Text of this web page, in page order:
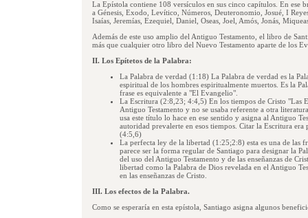
La Epístola contiene 108 versículos en sus cinco capítulos. En ese
a Génesis, Exodo, Levítico, Números, Deuteronomio, Josué, I
Isaías, Jeremías, Ezequiel, Daniel, Oseas, Joel, Amós, Jonás,
Además de este uso amplio del Antiguo Testamento, el libro de
más que cualquier otro libro del Nuevo Testamento aparte de los
II. Los Epítetos de la Palabra:
La Palabra de verdad (1:18) La Palabra de verdad es la
espiritual de los hombres espiritualmente muertos. Es la
frase es equivalente a "El Evangelio".
La Escritura (2:8,23; 4:4,5) En los tiempos de Cristo "Las
Antiguo Testamento y no se usaba referente a otra
usa este título lo hace en ese sentido y asigna al Antiguo
autoridad prevalerte en esos tiempos. Citar la Escritura
(4:5,6)
La perfecta ley de la libertad (1:25;2:8) esta es una de las
parece ser la forma regular de Santiago para designar la
del uso del Antiguo Testamento y de las enseñanzas de
libertad como la Palabra de Dios revelada en el Antiguo
en las enseñanzas de Cristo.
III. Los efectos de la Palabra.
Como se esperaría en esta epístola, Santiago asigna algunos